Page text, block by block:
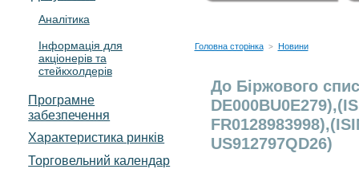
4 серпня 2026 р.
Аналітика
Інформація для
акціонерів та
стейкхолдерів
Програмне
забезпечення
Характеристика pинків
Торговельний календар
Головна сторінка > Новини
До Біржового
US912797QD26)